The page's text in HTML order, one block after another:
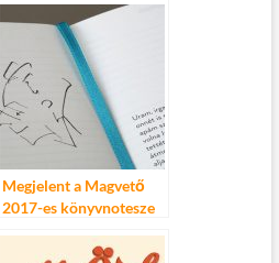
Könyvfesztiválon
Megjelent a Magvető
2017-es könyvnotesze